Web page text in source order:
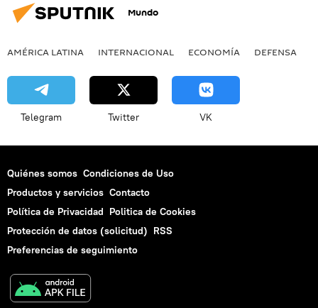
Mundo
AMÉRICA LATINA INTERNACIONAL ECONOMÍA DEFENSA
Telegram Twitter VK
Quiénes somos Condiciones de Uso
Productos y servicios Contacto
Política de Privacidad Politica de Cookies
Protección de datos (solicitud) RSS
Preferencias de seguimiento